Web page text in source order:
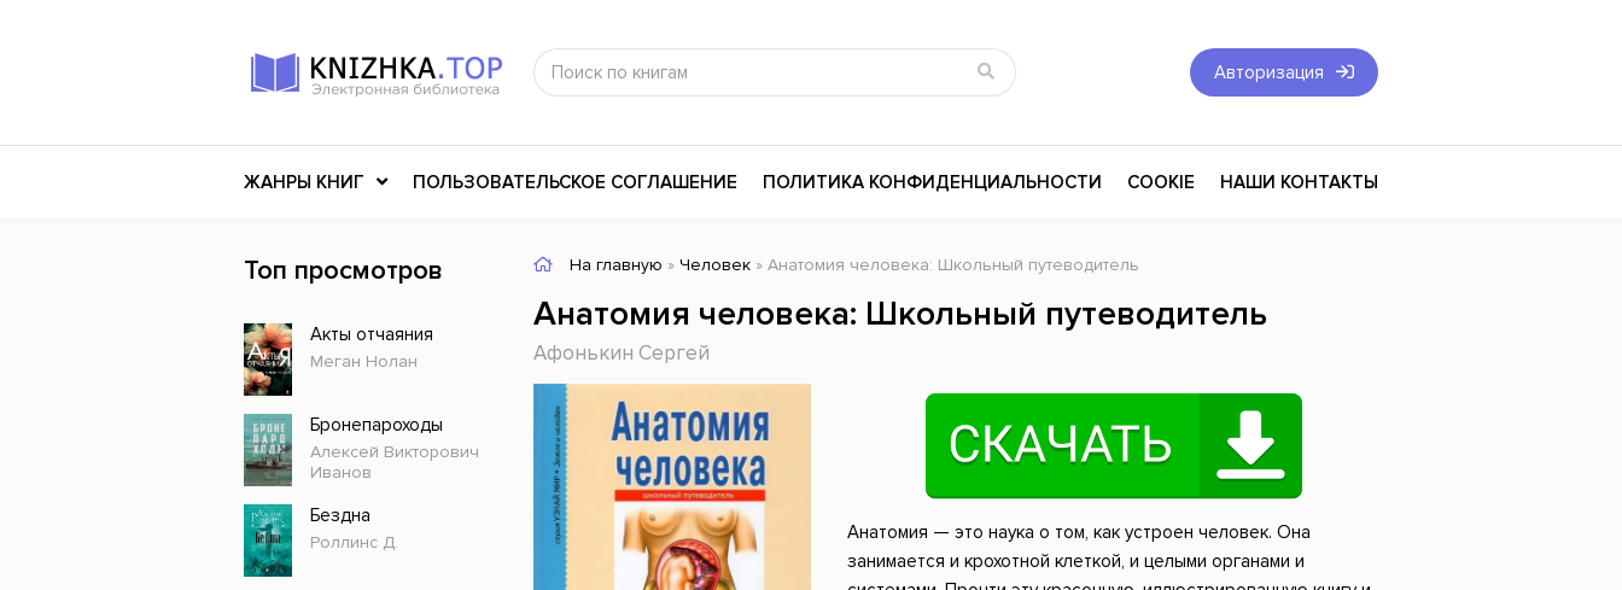
Авторизация
ЖАНРЫ КНИГ
Российское искусство
Детективы
Детские книги
История
Разное
Прочие издания
Мемуары и Биография
Ужасы / Мистика
Научная литература
Учебники
Сказки
Триллеры
Справочники
Научные издания
Современная проза
История России
Юмор и сатира
Философия
Эзотерика
Экономика
ПОЛЬЗОВАТЕЛЬСКОЕ СОГЛАШЕНИЕ ПОЛИТИКА КОНФИДЕНЦИАЛЬНОСТИ COOKIE НАШИ КОНТАКТЫ
На главную » Человек » Анатомия человека: Школьный путеводитель
Анатомия человека: Школьный путеводитель
Афонькин Сергей
Анатомия — это наука о том, как устроен человек. Она
занимается и крохотной клеткой, и целыми органами и
Топ просмотров
Акты отчаяния
Меган Нолан
Бронепароходы
Алексей Викторович
Иванов
Бездна
Роллинс Д.